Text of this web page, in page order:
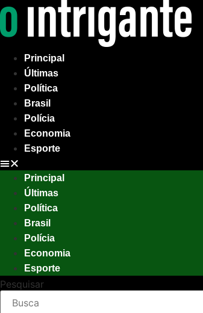
Ir
o
Principal
Últimas
Política
Brasil
Polícia
Economia
Esporte
Principal
Últimas
Política
Brasil
Polícia
Economia
Esporte
Pesquisar